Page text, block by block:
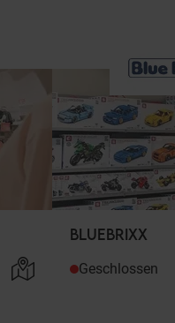
BLUEBRIXX
Geschlossen